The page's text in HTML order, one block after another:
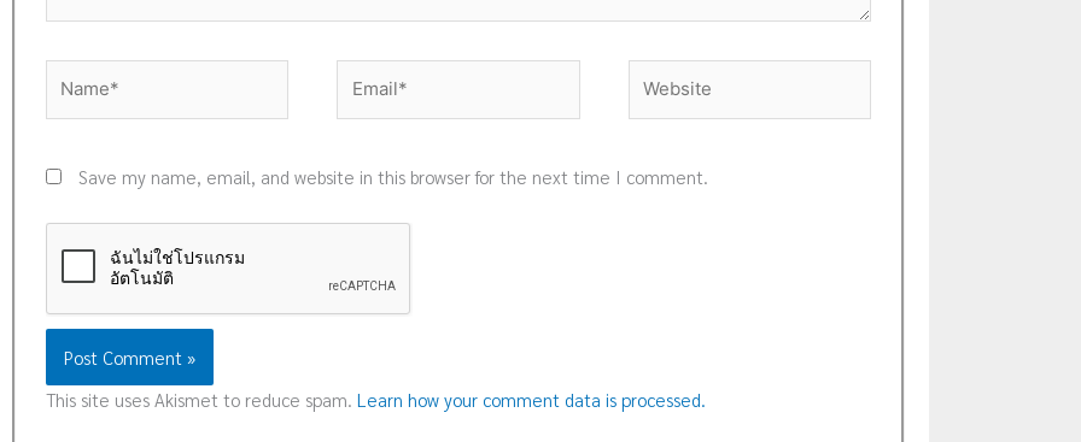
Save my name, email, and website in this browser for the next time I comment.
This site uses Akismet to reduce spam. Learn how your comment data is processed.